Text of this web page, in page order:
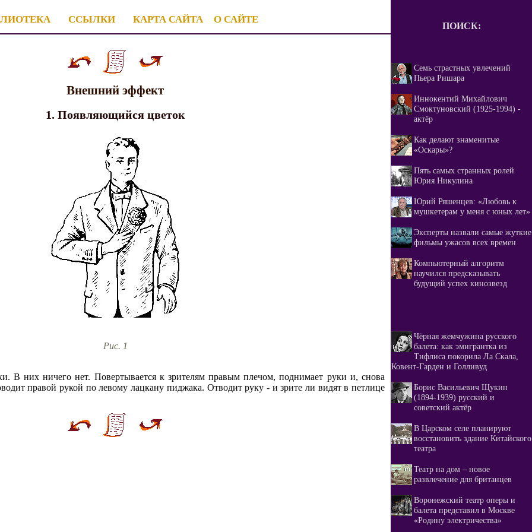
ССЫЛКИ КАРТА САЙТА О САЙТЕ
Внешний эффект
1. Появляющийся цветок
Рис. 1
В них ничего нет. Повертывается к зрителям правым плечом, поднимает руки и, снова
правой рукой по левому лацкану пиджака. Отводит руку - и зрите ли видят в петлице
ПОИСК:
Семь страстных увлечений
Пьера Ришара
Иннокентий Михайлович
Смоктуновский (1925-1994) -
актёр
Как делают знаменитые
«Оскары»?
Пять самых странных ролей
Юрия Никулина
Юрий Ряшенцев: «Любовь к
мушкетерам у меня с юных лет»
Эксперты назвали самые жуткие
фильмы ужасов всех времен
Компьютерный алгоритм
научился предсказывать
будущий успех кинозвезд
Чёрная жемчужина русского
балета: как эмигрантка из
Тифлиса покорила Ла Скала,
Ковент-Гарден и Голливуд
Борис Васильевич Щукин
(1894-1939) русский и
советский актёр
В Царском селе планируют
восстановить здание Китайского
театра
Театр на дом – новое
развлечение для британцев
Воронежский театр оперы и
балета представил в Москве
«Родину электричества»